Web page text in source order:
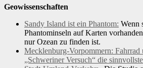
Geowissenschaften
Sandy Island ist ein Phantom: Wenn
Phantominseln auf Karten
nur Ozean zu finden ist.
Mecklenburg-Vorpommern: Fahrrad
„Schweriner Versuch“ die